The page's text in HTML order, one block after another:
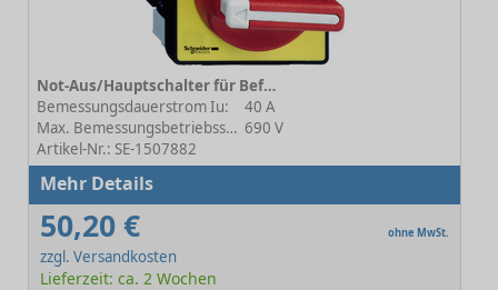
Not-Aus/Hauptschalter für Befestigung in der Schaltschrank-Tür VCF VCF2
Bemessungsdauerstrom Iu:
40 A
Max. Bemessungsbetriebsspannung Ue bei AC: 690 V
Artikel-Nr.: SE-1507882
Mehr Details
50,20 € ohne MwSt.
zzgl. Versandkosten
Lieferzeit: ca. 2 Wochen